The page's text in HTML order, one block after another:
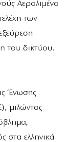
Αερολιμένα
των
του δικτύου.
Ένωσης
μιλώντας
στα ελληνικά